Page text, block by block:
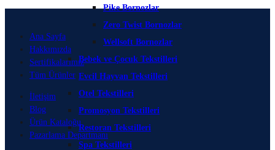
Pike Bornozlar
Zero Twist Bornozlar
Wellsoft Bornozlar
Bebek ve Çocuk Tekstilleri
Evcil Hayvan Tekstilleri
Otel Tekstilleri
Promosyon Tekstilleri
Restoran Tekstilleri
Spa Tekstilleri
Ana Sayfa
Hakkımızda
Sertifikalarımız
Tüm Ürünler
İletişim
Blog
Ürün Kataloğu
Pazarlama Departmanı